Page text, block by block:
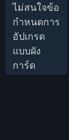
ไม่สนใจข้อ
กำหนดการ
อัปเกรด
แบบผัง
การ์ด